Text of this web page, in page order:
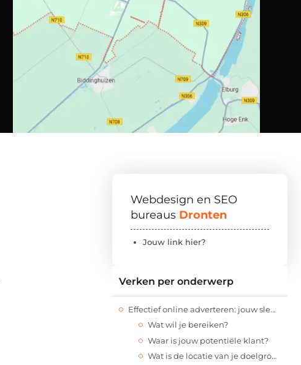
Webdesign en SEO
bureaus Dronten
Jouw link hier?
Verken per onderwerp
Effectief online adverteren: jouw sleutel tot succes
Wat wil je bereiken?
Waar is jouw potentiële klant?
Wat is de locatie van je doelgroep?